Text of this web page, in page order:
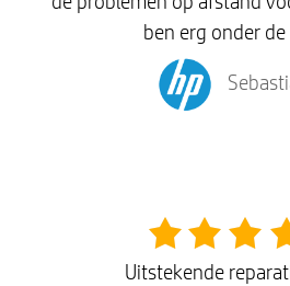
ben erg onder
Uitstekende